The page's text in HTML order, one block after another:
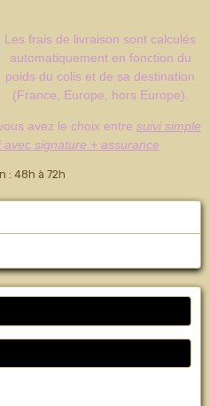
Les frais de livraison sont calculés
automatiquement en fonction du
poids du colis et de sa destination
(France, Europe, hors Europe).
avez le choix entre suivi simple
avec signature + assurance
: 48h à 72h